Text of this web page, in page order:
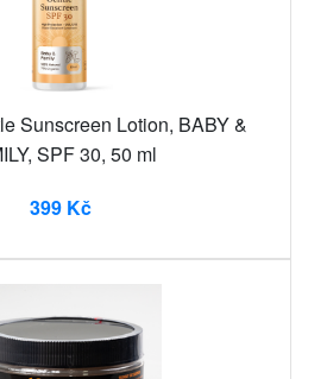
Sunscreen Lotion, BABY &
SPF 30, 50 ml
399 Kč